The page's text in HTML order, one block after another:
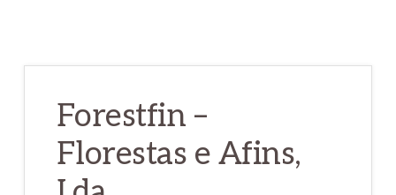
AgrícolasForestfin –
Florestas e Afins,